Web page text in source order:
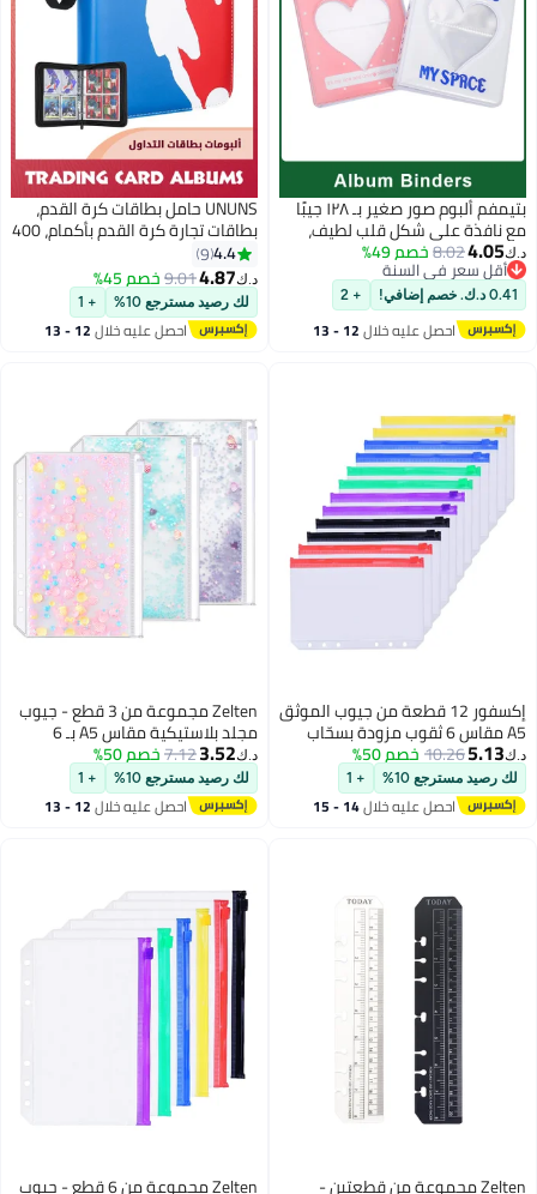
UNUNS حامل بطاقات كرة القدم،
منظم تخزين البطاقات الرياضية لكرة
القدم وكرة السلة والبيسبول
أكمام قابلة للإزالة و4 صفحات جيب
4.4
9
د.ك‏4.87
9.01خصم 45%
لك رصيد مسترجع 10% + 1
احصل عليه خلال 12 - 13
Zelten مجموعة من 3 قطع - جيوب
مجلد بلاستيكية مقاس A5 بـ 6
ثقوب، حافظات سحابية مزينة بترتر
مقاومة للماء وأكياس ورق مفكوك
لحفظ المستندات والمفكرات
والبطاقات (جيوب سحابية مزينة
د.ك‏ 3.52
7.12خصم 50%
لك رصيد مسترجع 10% + 1
احصل عليه خلال 12 - 13
Zelten مجموعة من 6 قطع - جيوب